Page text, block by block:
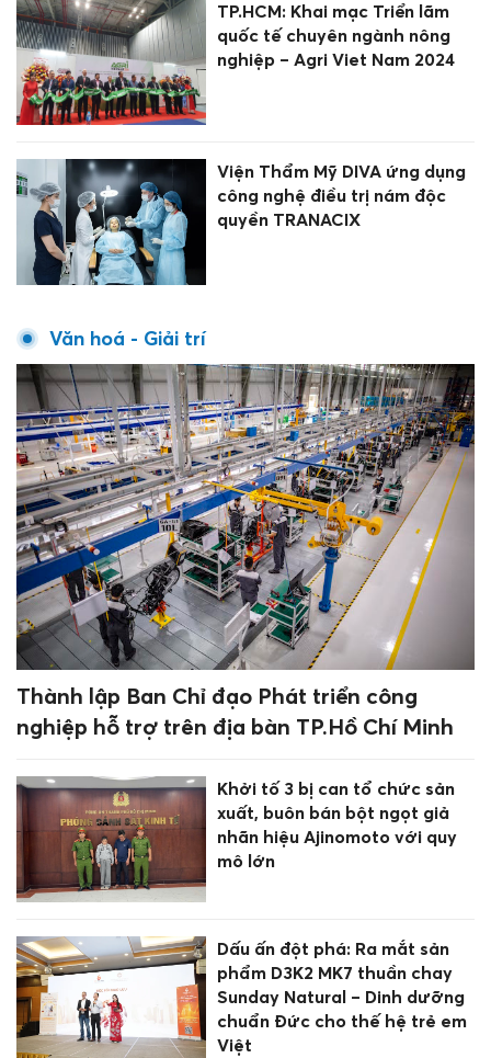
TP.HCM: Khai mạc Triển lãm
quốc tế chuyên ngành nông
nghiệp – Agri Viet Nam 2024
Viện Thẩm Mỹ DIVA ứng dụng
công nghệ điều trị nám độc
quyền TRANACIX
Văn hoá - Giải trí
Thành lập Ban Chỉ đạo Phát triển công
nghiệp hỗ trợ trên địa bàn TP.Hồ Chí Minh
Khởi tố 3 bị can tổ chức sản
xuất, buôn bán bột ngọt giả
nhãn hiệu Ajinomoto với quy
mô lớn
Dấu ấn đột phá: Ra mắt sản
phẩm D3K2 MK7 thuần chay
Sunday Natural – Dinh dưỡng
chuẩn Đức cho thế hệ trẻ em
Việt